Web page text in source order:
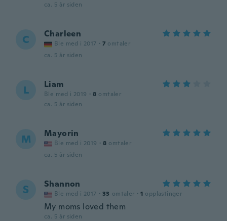
ca. 5 år siden
C Charleen
Ble med i 2017 · 7 omtaler
ca. 5 år siden
L Liam
Ble med i 2019 · 8 omtaler
ca. 5 år siden
M Mayorin
Ble med i 2019 · 8 omtaler
ca. 5 år siden
S Shannon
Ble med i 2017 · 33 omtaler · 1 opplastinger
My moms loved them
ca. 5 år siden